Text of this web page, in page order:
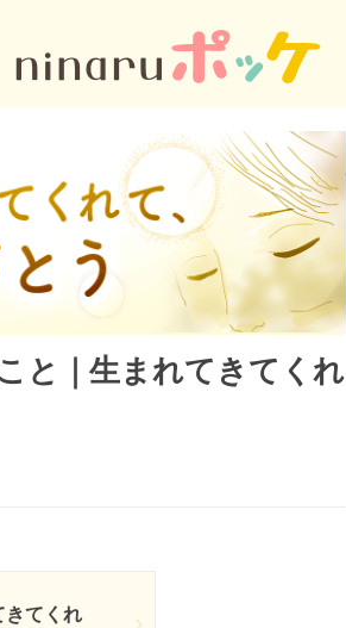
と｜生まれてきてくれ
きてくれ